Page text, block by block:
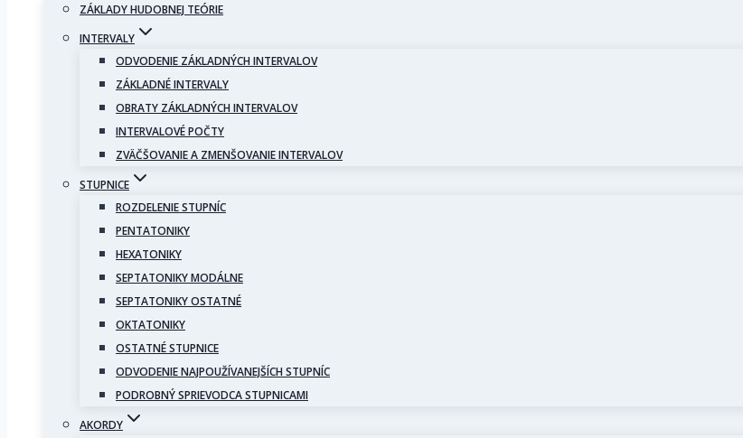
ZÁKLADY HUDOBNEJ TEÓRIE
INTERVALY
ODVODENIE ZÁKLADNÝCH INTERVALOV
ZÁKLADNÉ INTERVALY
OBRATY ZÁKLADNÝCH INTERVALOV
INTERVALOVÉ POČTY
ZVÄČŠOVANIE A ZMENŠOVANIE INTERVALOV
STUPNICE
ROZDELENIE STUPNÍC
PENTATONIKY
HEXATONIKY
SEPTATONIKY MODÁLNE
SEPTATONIKY OSTATNÉ
OKTATONIKY
OSTATNÉ STUPNICE
ODVODENIE NAJPOUŽÍVANEJŠÍCH STUPNÍC
PODROBNÝ SPRIEVODCA STUPNICAMI
AKORDY